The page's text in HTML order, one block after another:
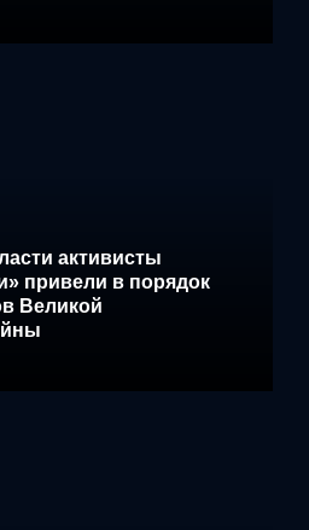
активисты
привели в порядок
Великой